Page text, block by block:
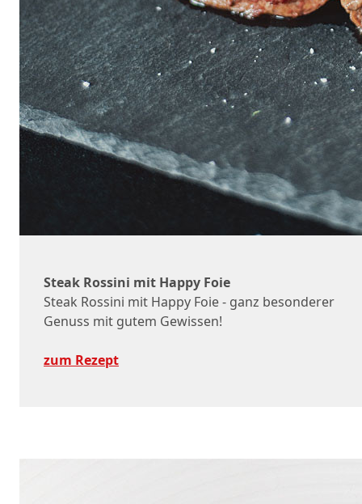
Steak Rossini mit Happy Foie
Steak Rossini mit Happy Foie - ganz besonderer
Genuss mit gutem Gewissen!
zum Rezept